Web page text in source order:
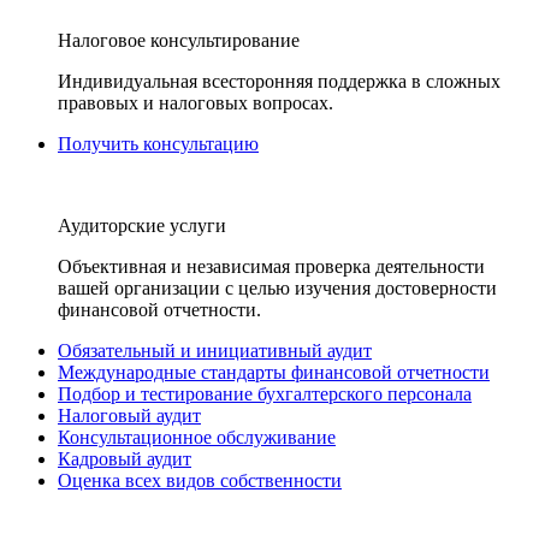
Налоговое консультирование
Индивидуальная всесторонняя поддержка в сложных
правовых и налоговых вопросах.
Получить консультацию
Аудиторские услуги
Объективная и независимая проверка деятельности
вашей организации с целью изучения достоверности
финансовой отчетности.
Обязательный и инициативный аудит
Международные стандарты финансовой отчетности
Подбор и тестирование бухгалтерского персонала
Налоговый аудит
Консультационное обслуживание
Кадровый аудит
Оценка всех видов собственности